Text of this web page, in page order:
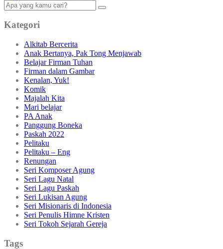
Kategori
Alkitab Bercerita
Anak Bertanya, Pak Tong Menjawab
Belajar Firman Tuhan
Firman dalam Gambar
Kenalan, Yuk!
Komik
Majalah Kita
Mari belajar
PA Anak
Panggung Boneka
Paskah 2022
Pelitaku
Pelitaku – Eng
Renungan
Seri Komposer Agung
Seri Lagu Natal
Seri Lagu Paskah
Seri Lukisan Agung
Seri Misionaris di Indonesia
Seri Penulis Himne Kristen
Seri Tokoh Sejarah Gereja
Tags